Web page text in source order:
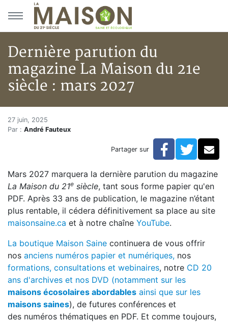
Aller au menu principal
Aller au contenu principal
Dernière parution du
magazine La Maison du 21e
siècle : mars 2027
Accueil
Articles
Dernière parution du magazine La Maison du 21e
Dernière parution du
27 juin, 2025
Par : André Fauteux
Partager sur Facebook
Mars 2027 marquera la dernière parution du magazine
La Maison du 21e siècle, tant sous forme papier qu'en
PDF. Après 33 ans de publication, le magazine n’étant
plus rentable, il cédera définitivement sa place au site
maisonsaine.ca et à notre chaîne YouTube.
La boutique Maison Saine continuera de vous offrir
nos anciens numéros papier et numériques, nos
formations, consultations et webinaires, notre CD 20
ans d'archives et nos DVD (notamment sur les
maisons écosolaires abordables ainsi que sur les
maisons saines), de futures conférences et
des numéros thématiques en PDF. Et comme toujours,